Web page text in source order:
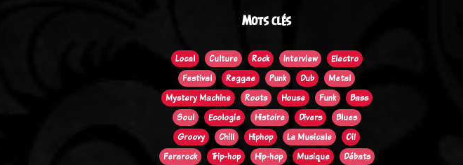
Mots clés
Local Culture Rock Interview
Electro
Festival
Reggae Punk Dub
Metal
Mystery Machine
Roots House Funk
Bass
Soul
Ecologie Histoire Divers
Blues
Groovy
Chill Hiphop La Musicale
Oi!
Ferarock
Trip-hop Hip-hop Musique
Débats